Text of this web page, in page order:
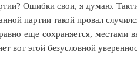
Ошибки свои, я думаю.
партии такой провал
еще сохраняется, местами
вот этой безусловной